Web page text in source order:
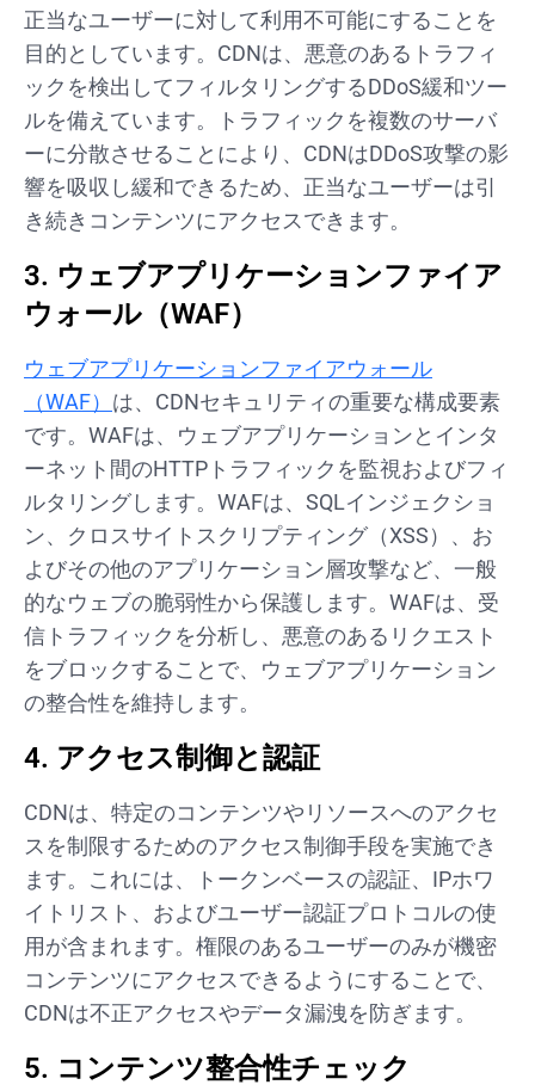
正当なユーザーに対して利用不可能にすることを
目的としています。CDNは、悪意のあるトラフィ
ックを検出してフィルタリングするDDoS緩和ツー
ルを備えています。トラフィックを複数のサーバ
ーに分散させることにより、CDNはDDoS攻撃の影
響を吸収し緩和できるため、正当なユーザーは引
き続きコンテンツにアクセスできます。
3. ウェブアプリケーションファイア
ウォール（WAF）
ウェブアプリケーションファイアウォール
（WAF） は、CDNセキュリティの重要な構成要素
です。WAFは、ウェブアプリケーションとインタ
ーネット間のHTTPトラフィックを監視およびフィ
ルタリングします。WAFは、SQLインジェクショ
ン、クロスサイトスクリプティング（XSS）、お
よびその他のアプリケーション層攻撃など、一般
的なウェブの脆弱性から保護します。WAFは、受
信トラフィックを分析し、悪意のあるリクエスト
をブロックすることで、ウェブアプリケーション
の整合性を維持します。
4. アクセス制御と認証
CDNは、特定のコンテンツやリソースへのアクセ
スを制限するためのアクセス制御手段を実施でき
ます。これには、トークンベースの認証、IPホワ
イトリスト、およびユーザー認証プロトコルの使
用が含まれます。権限のあるユーザーのみが機密
コンテンツにアクセスできるようにすることで、
CDNは不正アクセスやデータ漏洩を防ぎます。
5. コンテンツ整合性チェック